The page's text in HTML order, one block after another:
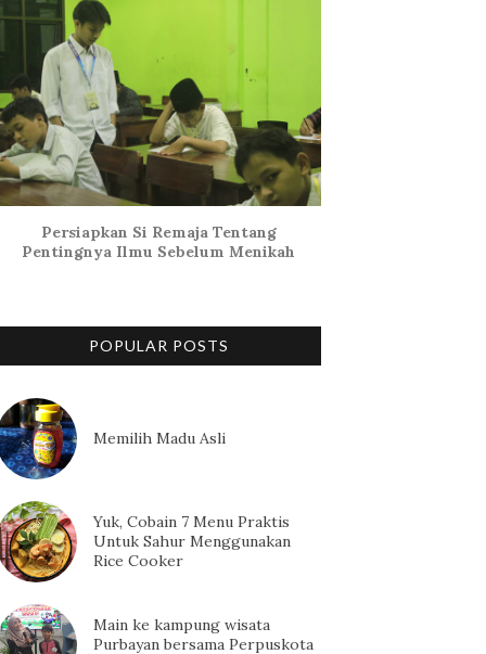
Persiapkan Si Remaja Tentang
Pentingnya Ilmu Sebelum Menikah
POPULAR POSTS
Memilih Madu Asli
Yuk, Cobain 7 Menu Praktis
Untuk Sahur Menggunakan
Rice Cooker
Main ke kampung wisata
Purbayan bersama Perpuskota